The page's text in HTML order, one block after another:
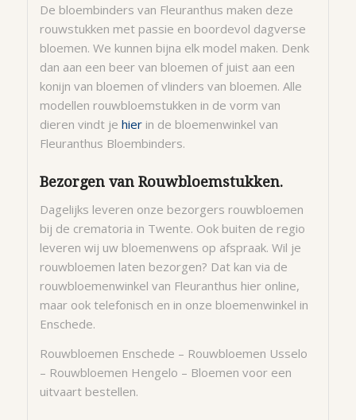
De bloembinders van Fleuranthus maken deze
rouwstukken met passie en boordevol dagverse
bloemen. We kunnen bijna elk model maken. Denk
dan aan een beer van bloemen of juist aan een
konijn van bloemen of vlinders van bloemen. Alle
modellen rouwbloemstukken in de vorm van
dieren vindt je hierin de bloemenwinkel van
Fleuranthus Bloembinders.
Bezorgen van Rouwbloemstukken.
Dagelijks leveren onze bezorgers rouwbloemen
bij de crematoria in Twente. Ook buiten de regio
leveren wij uw bloemenwens op afspraak. Wil je
rouwbloemen laten bezorgen? Dat kan via de
rouwbloemenwinkel van Fleuranthus hier online,
maar ook telefonisch en in onze bloemenwinkel in
Enschede.
Rouwbloemen Enschede – Rouwbloemen Usselo
– Rouwbloemen Hengelo – Bloemen voor een
uitvaart bestellen.